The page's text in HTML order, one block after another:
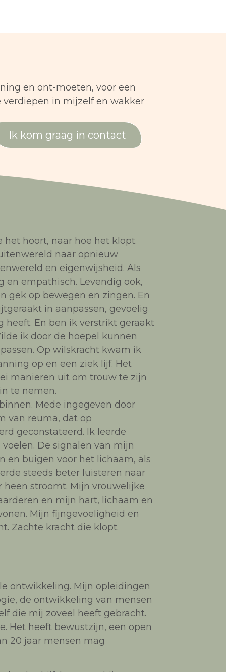
en ont-moeten, voor een
in mijzelf en wakker
Ik kom graag in contact
het hoort, naar hoe het klopt.
naar opnieuw
en eigenwijsheid. Als
en empathisch. Levendig ook,
gek op bewegen en zingen. En
in aanpassen, gevoelig
heeft. En ben ik verstrikt geraakt
ik door de hoepel kunnen
Op wilskracht kwam ik
op en een ziek lijf. Het
manieren uit om trouw te zijn
te nemen.
Mede ingegeven door
van reuma, dat op
geconstateerd. Ik leerde
De signalen van mijn
en buigen voor het lichaam, als
steeds beter luisteren naar
heen stroomt. Mijn vrouwelijke
en mijn hart, lichaam en
Mijn fijngevoeligheid en
Zachte kracht die klopt.
ontwikkeling. Mijn opleidingen
de ontwikkeling van mensen
die mij zoveel heeft gebracht.
Het heeft bewustzijn, een open
20 jaar mensen mag